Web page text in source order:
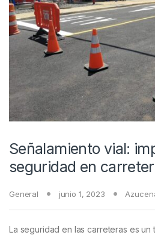
Señalamiento vial:
seguridad en
General junio 1, 2023
La seguridad en las carreteras es un